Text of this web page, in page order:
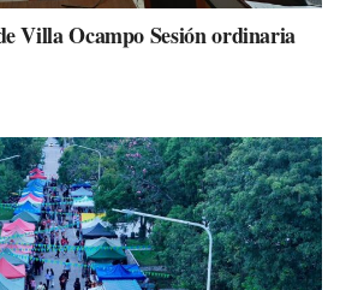
Villa Ocampo Sesión ordinaria